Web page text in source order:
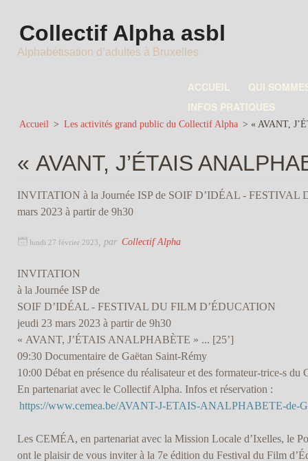
Collectif Alpha asbl
Alphabétisation d’adultes à Bruxelles
ACCUEIL
QUI
INFOS PRATIQUES
Accueil > Les activités grand public du Collectif Alpha > « AVANT,
« AVANT, J’ÉTAIS
INVITATION à la Journée ISP de SOIF D’IDÉAL -
mars 2023 à partir de 9h30
lundi 27 février 2023 par Collectif Alpha
INVITATION
à la Journée ISP de
SOIF D’IDÉAL - FESTIVAL DU FILM D’ÉDUCATION
jeudi 23 mars 2023 à partir de 9h30
« AVANT, J’ÉTAIS ANALPHABÈTE » ... [25’]
09:30 Documentaire de Gaëtan Saint-Rémy
10:00 Débat en présence du réalisateur et des formateur-trice-s du
En partenariat avec le Collectif Alpha. Infos et réservation :
https://www.cemea.be/AVANT-J-ETAIS-ANALPHABETE-de-
Les CEMÉA, en partenariat avec la Mission Locale d’Ixelles, le
ont le plaisir de vous inviter à la 7e édition du Festival du Film